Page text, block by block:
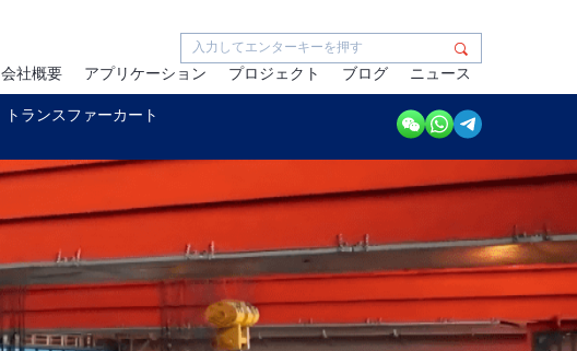
会社概要 アプリケーション プロジェクト ブログ
ニュース
トランスファーカート